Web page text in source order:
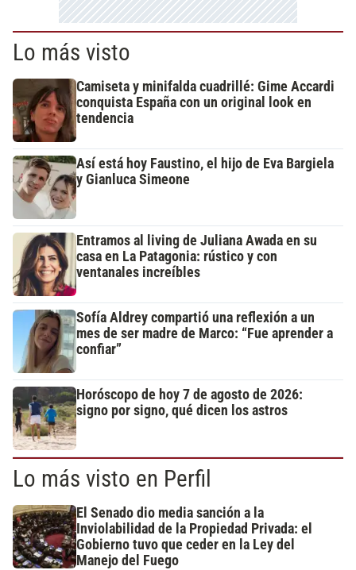
Lo más visto
Camiseta y minifalda cuadrillé: Gime Accardi
conquista España con un original look en
tendencia
Así está hoy Faustino, el hijo de Eva Bargiela
y Gianluca Simeone
Entramos al living de Juliana Awada en su
casa en La Patagonia: rústico y con
ventanales increíbles
Sofía Aldrey compartió una reflexión a un
mes de ser madre de Marco: “Fue aprender a
confiar”
Horóscopo de hoy 7 de agosto de 2026:
signo por signo, qué dicen los astros
Lo más visto en Perfil
El Senado dio media sanción a la
Inviolabilidad de la Propiedad Privada: el
Gobierno tuvo que ceder en la Ley del
Manejo del Fuego